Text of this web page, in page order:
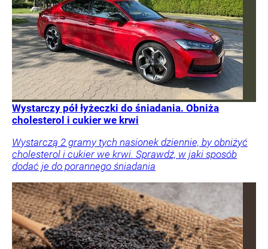
Wystarczy pół łyżeczki do śniadania. Obniża
cholesterol i cukier we krwi
Wystarczą 2 gramy tych nasionek dziennie, by obniżyć
cholesterol i cukier we krwi. Sprawdź, w jaki sposób
dodać je do porannego śniadania